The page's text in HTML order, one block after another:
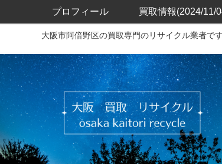
大阪市阿倍野区の買取専門のリサイクル業者です
プロフィール 買取情報(2024/11/